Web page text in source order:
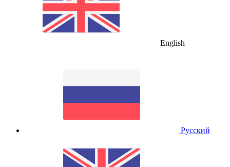
English
Русский